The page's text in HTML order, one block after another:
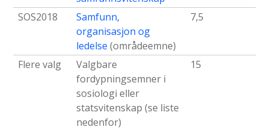
SOS2018
Samfunn,
organisasjon og
ledelse (områdeemne)
7,5
Flere valg
Valgbare
fordypningsemner i
sosiologi eller
statsvitenskap (se liste
nedenfor)
15